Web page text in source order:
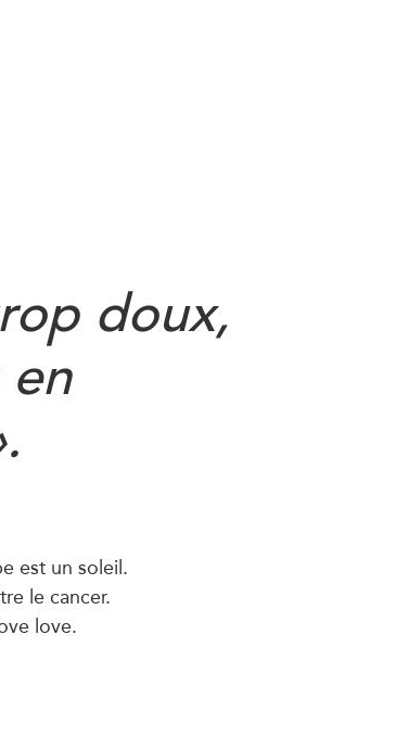
doux,
en
est un soleil.
le cancer.
love.